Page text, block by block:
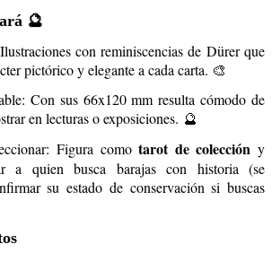
🔮
con reminiscencias de Dürer que
pictórico y elegante a cada carta. 🎨
Con sus 66x120 mm resulta cómodo de
en lecturas o exposiciones. 🔮
Figura comotarot de colección y
a quien busca barajas con historia (se
su estado de conservación si buscas